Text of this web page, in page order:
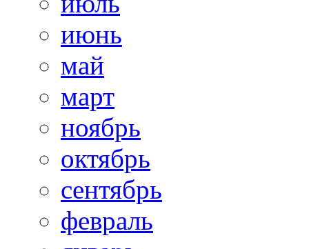
июнь
май
март
ноябрь
октябрь
сентябрь
февраль